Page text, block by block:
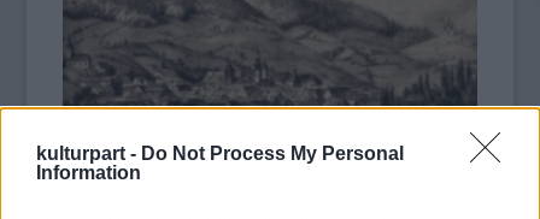
kulturpart - Do Not Process My Personal
Information